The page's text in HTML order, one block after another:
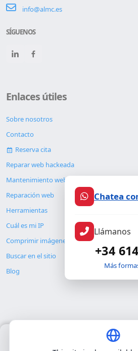
info@almc.es
SÍGUENOS
Enlaces útiles
Sobre nosotros
Contacto
Reserva cita
Reparar web hackeada
Mantenimiento web
Reparación web
Herramientas
Cuál es mi IP
Comprimir imágenes
Buscar en el sitio
Blog
© Copyright 2026. ALMC
Usamos únicamente cookies propias
Chatea
Llámanos
+34
Más